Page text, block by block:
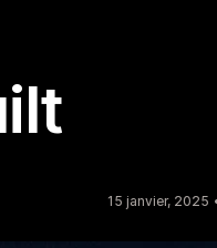
15 janvier, 2025